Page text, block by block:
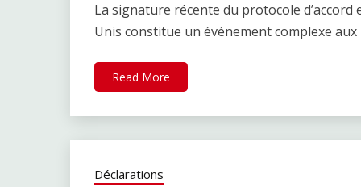
La signature récente du protocole d’accord
Unis constitue un événement complexe
Read More
Déclarations